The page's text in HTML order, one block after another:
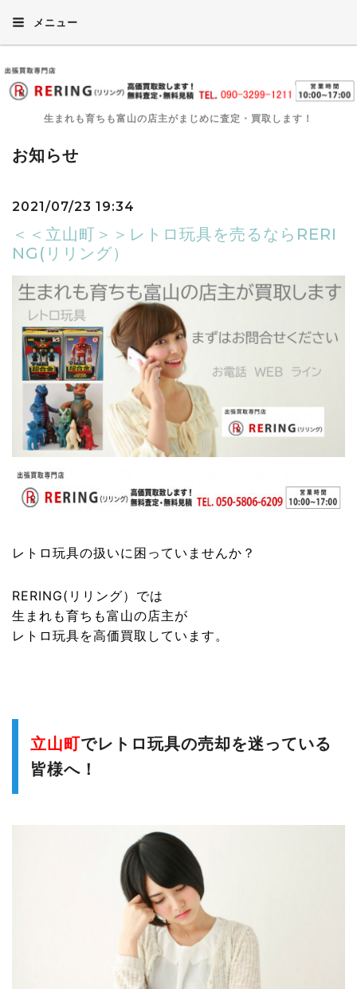
メニュー
生まれも育ちも富山の店主がまじめに査定・買取します！
お知らせ
2021/07/23 19:34
＜＜立山町＞＞レトロ玩具を売るならRERI
NG(リリング）
レトロ玩具の扱いに困っていませんか？
RERING(リリング） では
生まれも育ちも富山の店主が
レトロ玩具を高価買取しています。
立山町でレトロ玩具の売却を迷っている
皆様へ！